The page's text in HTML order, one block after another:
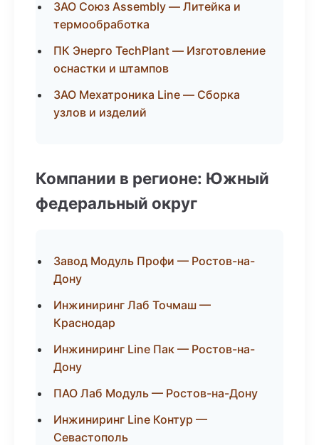
ЗАО Союз Assembly — Литейка и
термообработка
ПК Энерго TechPlant — Изготовление
оснастки и штампов
ЗАО Мехатроника Line — Сборка
узлов и изделий
Компании в регионе: Южный
федеральный округ
Завод Модуль Профи — Ростов-на-
Дону
Инжиниринг Лаб Точмаш —
Краснодар
Инжиниринг Line Пак — Ростов-на-
Дону
ПАО Лаб Модуль — Ростов-на-Дону
Инжиниринг Line Контур —
Севастополь